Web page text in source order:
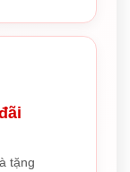
tặng